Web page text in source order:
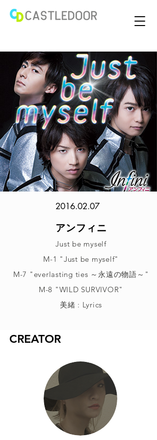
2016.02.07
アンフィニ
Just be myself
M-1 "Just be myself"
M-7 "everlasting ties ～永遠の物語～"
M-8 "WILD SURVIVOR"
美緒 : Lyrics
CREATOR